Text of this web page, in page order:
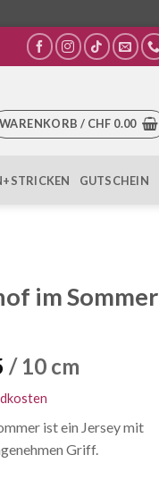
WARENKORB / CHF 0.00
GUTSCHEIN
im Sommer
Aktueller
ist:
CHF 1.65.
/ 10 cm
ist ein Jersey mit
Griff.